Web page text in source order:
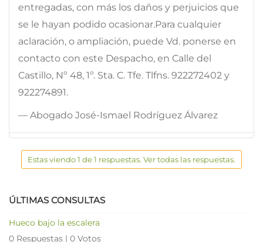
entregadas, con más los daños y perjuicios que
se le hayan podido ocasionar.Para cualquier
aclaración, o ampliación, puede Vd. ponerse en
contacto con este Despacho, en Calle del
Castillo, Nº 48, 1º. Sta. C. Tfe. Tlfns. 922272402 y
922274891.
— Abogado José-Ismael Rodríguez Álvarez
Estas viendo 1 de 1 respuestas. Ver todas las respuestas.
ÚLTIMAS CONSULTAS
Hueco bajo la escalera
0 Respuestas | 0 Votos